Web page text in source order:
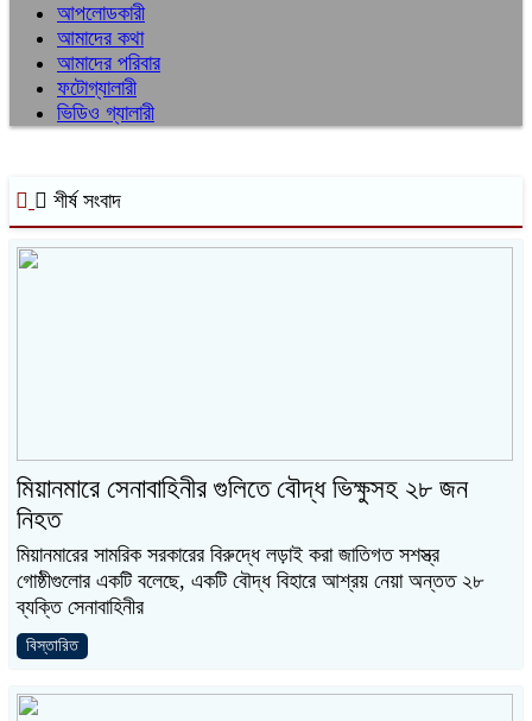
আপলোডকারী
আমাদের কথা
আমাদের পরিবার
ফটোগ্যালারী
ভিডিও গ্যালারী
শীর্ষ সংবাদ
মিয়ানমারে সেনাবাহিনীর গুলিতে বৌদ্ধ ভিক্ষুসহ ২৮ জন
নিহত
মিয়ানমারের সামরিক সরকারের বিরুদ্ধে লড়াই করা জাতিগত সশস্ত্র
গোষ্ঠীগুলোর একটি বলেছে, একটি বৌদ্ধ বিহারে আশ্রয় নেয়া অন্তত ২৮
ব্যক্তি সেনাবাহিনীর
বিস্তারিত